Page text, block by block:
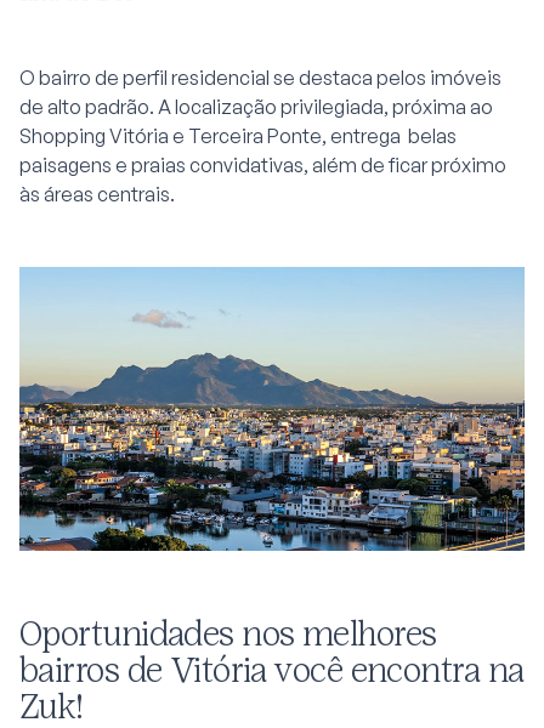
O bairro de perfil residencial se destaca pelos imóveis
de alto padrão. A localização privilegiada, próxima ao
Shopping Vitória e Terceira Ponte, entrega belas
paisagens e praias convidativas, além de ficar próximo
às áreas centrais.
Oportunidades nos melhores
bairros de Vitória você encontra na
Zuk!